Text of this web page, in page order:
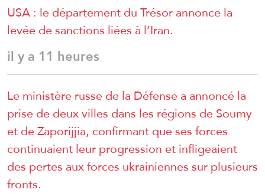
USA : le département du Trésor annonce la
levée de sanctions liées à l’Iran.
il y a 11 heures
Le ministère russe de la Défense a annoncé la
prise de deux villes dans les régions de Soumy
et de Zaporijjia, confirmant que ses forces
continuaient leur progression et infligeaient
des pertes aux forces ukrainiennes sur plusieurs
fronts.